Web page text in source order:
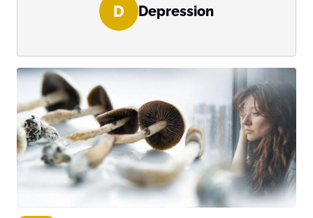
D Depression